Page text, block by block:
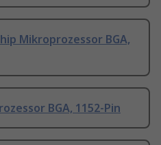
Mikroprozessor BGA,
BGA, 1152-Pin